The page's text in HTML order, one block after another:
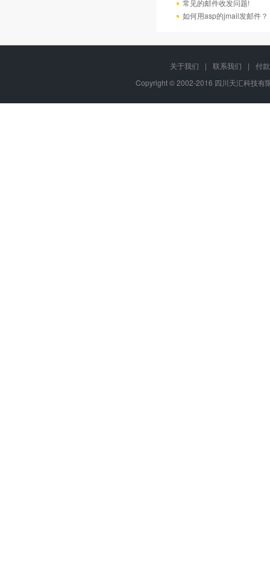
常见的邮件收发问题!
如何用asp的jmail发邮件？
关于我们 | 联系我们 |
付
Copyright © 2002-2016 四川天汇科技